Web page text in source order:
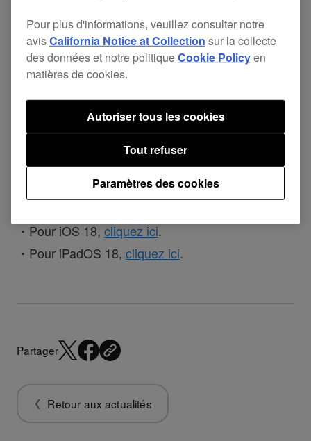
Nous vous tiendrons au courant quand nous
aurons terminé nos tests.
D'ici là, nous ne pouvons pas garantir la
compatibilité de nos produits avec le système
d'exploitation. Veuillez attendre que nous
confirmions la compatibilité avant de faire la mise
à jour vers macOS Sequoia.
・Pour iOS 18,cliquez ici.
・Pour iPadOS 18, cliquez ici.
Partager
Retour aux actualités
Pour plus d'informations, veuillez consulter notre
avisCalifornia Notice at Collection sur la collecte
des données et notre politiqueCookie Policyen
matières de cookies.
Paramètres des cookies
Tout refuser
Autoriser tous les cookies